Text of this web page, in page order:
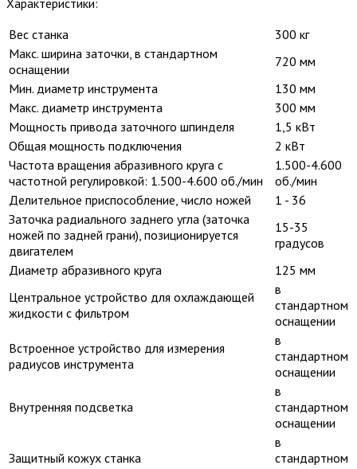
Вес станка
300 кг
Макс. ширина заточки, в стандартном
оснащении
720 мм
Мин. диаметр инструмента
130 мм
Макс. диаметр инструмента
300 мм
Мощность привода заточного шпинделя
1,5 кВт
Общая мощность подключения
2 кВт
Частота вращения абразивного круга с
частотной регулировкой: 1.500-4.600 об./мин
1.500-4.600
об./мин
Делительное приспособление, число ножей
1 - 36
Заточка радиального заднего угла (заточка
ножей по задней грани), позиционируется
двигателем
15-35
градусов
Диаметр абразивного круга
125 мм
Центральное устройство для охлаждающей
жидкости с фильтром
в
стандартном
оснащении
Встроенное устройство для измерения
радиусов инструмента
в
стандартном
оснащении
Внутренняя подсветка
в
стандартном
оснащении
Защитный кожух станка
в
стандартном